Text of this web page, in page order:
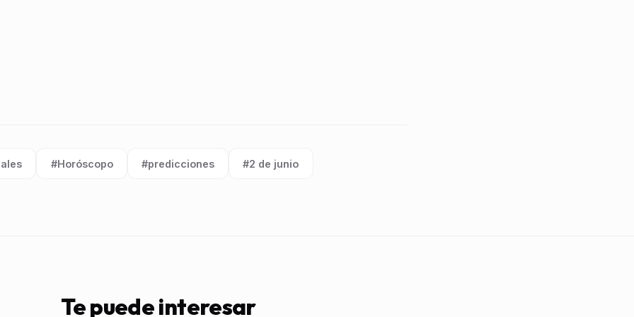
Etiqueta:
#Horóscopo
Etiqueta:
#predicciones
Etiqueta:
#2 de junio
Te puede interesar